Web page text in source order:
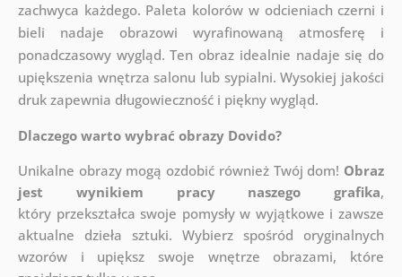
zachwyca każdego. Paleta kolorów w odcieniach czerni i
bieli nadaje obrazowi wyrafinowaną atmosferę i
ponadczasowy wygląd. Ten obraz idealnie nadaje się do
upiększenia wnętrza salonu lub sypialni. Wysokiej jakości
druk zapewnia długowieczność i piękny wygląd.
Dlaczego warto wybrać obrazy Dovido?
Unikalne obrazy mogą ozdobić również Twój dom! Obraz
jest wynikiem pracy naszego grafika,
który przekształca swoje pomysły w wyjątkowe i zawsze
aktualne dzieła sztuki. Wybierz spośród oryginalnych
wzorów i upiększ swoje wnętrze obrazami, które